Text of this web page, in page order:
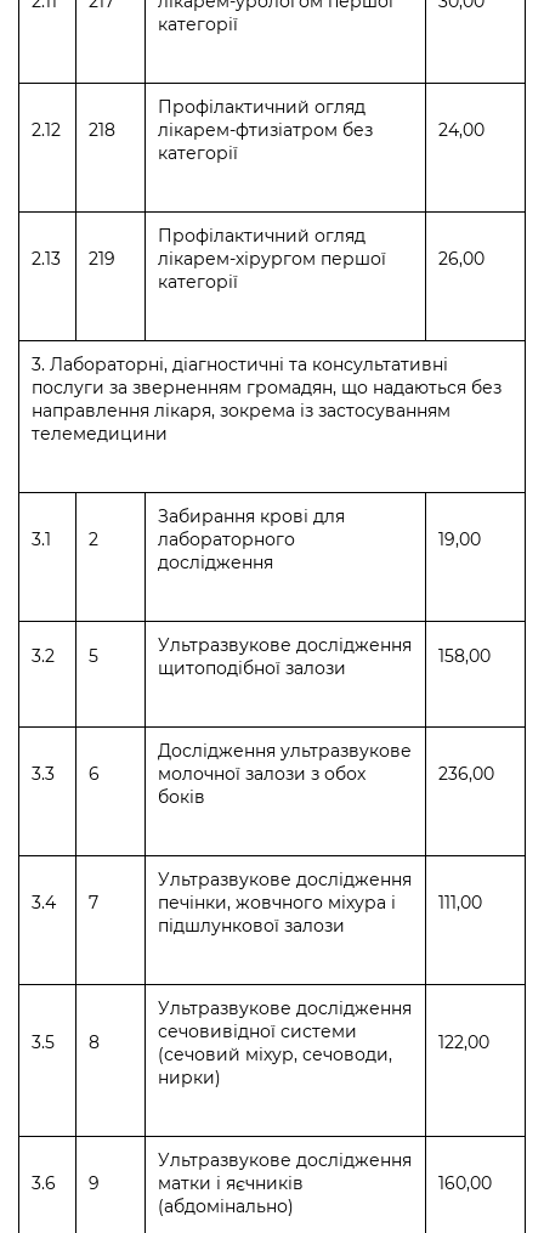
категорії
2.12 218
Профілактичний огляд
лікарем-фтизіатром без
категорії
24,00
2.13 219
Профілактичний огляд
лікарем-хірургом першої
категорії
26,00
3. Лабораторні, діагностичні та консультативні
послуги за зверненням громадян, що надаються без
направлення лікаря, зокрема із застосуванням
телемедицини
3.1 2
Забирання крові для
лабораторного
дослідження
19,00
3.2 5
Ультразвукове дослідження
щитоподібної залози
158,00
3.3 6
Дослідження ультразвукове
молочної залози з обох
боків
236,00
3.4 7
Ультразвукове дослідження
печінки, жовчного міхура і
підшлункової залози
111,00
3.5 8
Ультразвукове дослідження
сечовивідної системи
(сечовий міхур, сечоводи,
нирки)
122,00
3.6 9
Ультразвукове дослідження
матки і яєчників
(абдомінально)
160,00